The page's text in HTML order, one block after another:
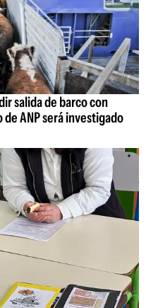
salida de barco con
ANP será investigado